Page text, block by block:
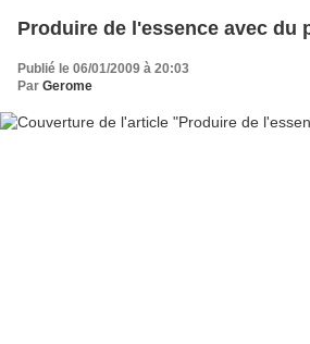
Produire de l'essence avec du
Publié le 06/01/2009 à 20:03
Par Gerome